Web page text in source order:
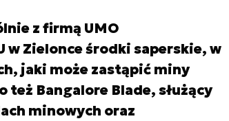
z firmą UMO
w Zielonce środki saperskie, w
jaki może zastąpić miny
Bangalore Blade, służący
minowych oraz